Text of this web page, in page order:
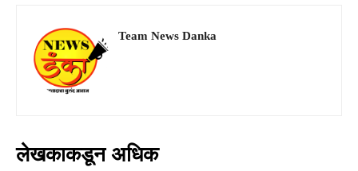
Team News Danka
लेखकाकडून अधिक